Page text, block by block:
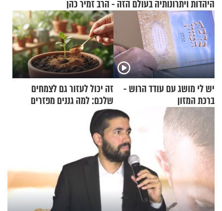
היהדות ויתרונותיה בעולם הזה - הרב זמיר כהן
יש לי מושג עם עודד הרוש -
ברכת המזון
זה יכול לעזור גם לצמחים
שלכם: למה גננים מפזרים
קינמון בעציצים?